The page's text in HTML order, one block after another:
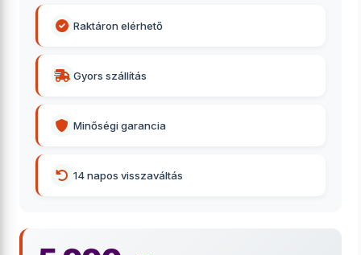
Raktáron elérhető
Gyors szállítás
Minőségi garancia
14 napos visszaváltás